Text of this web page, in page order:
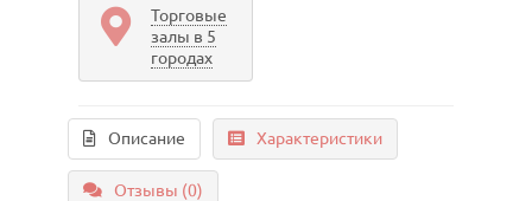
Торговые
залы в 5
городах
Описание Характеристики
Отзывы (0)